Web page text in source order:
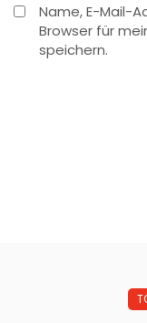
Name, E-Mail-
Browser für
speichern.